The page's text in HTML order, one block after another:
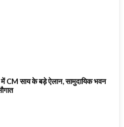
CM साय के बड़े ऐलान, सामुदायिक भवन